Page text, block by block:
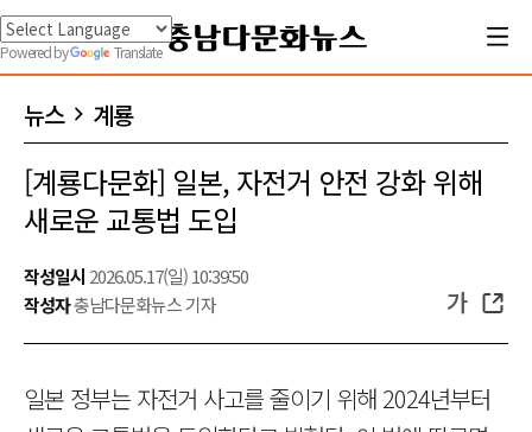
Powered by Translate
뉴스 계룡
[계룡다문화] 일본, 자전거 안전 강화 위해
새로운 교통법 도입
작성일시 2026.05.17(일) 10:39:50
작성자충남다문화뉴스 기자 가
일본 정부는 자전거 사고를 줄이기 위해 2024년부터